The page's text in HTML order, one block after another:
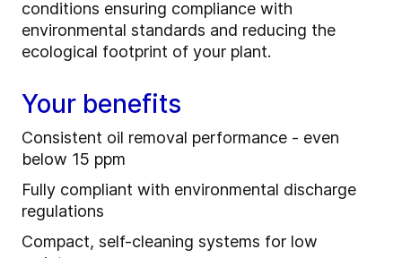
conditions ensuring compliance with
environmental standards and reducing the
ecological footprint of your plant.
Your benefits
Consistent oil removal performance - even
below 15 ppm
Fully compliant with environmental discharge
regulations
Compact, self-cleaning systems for low